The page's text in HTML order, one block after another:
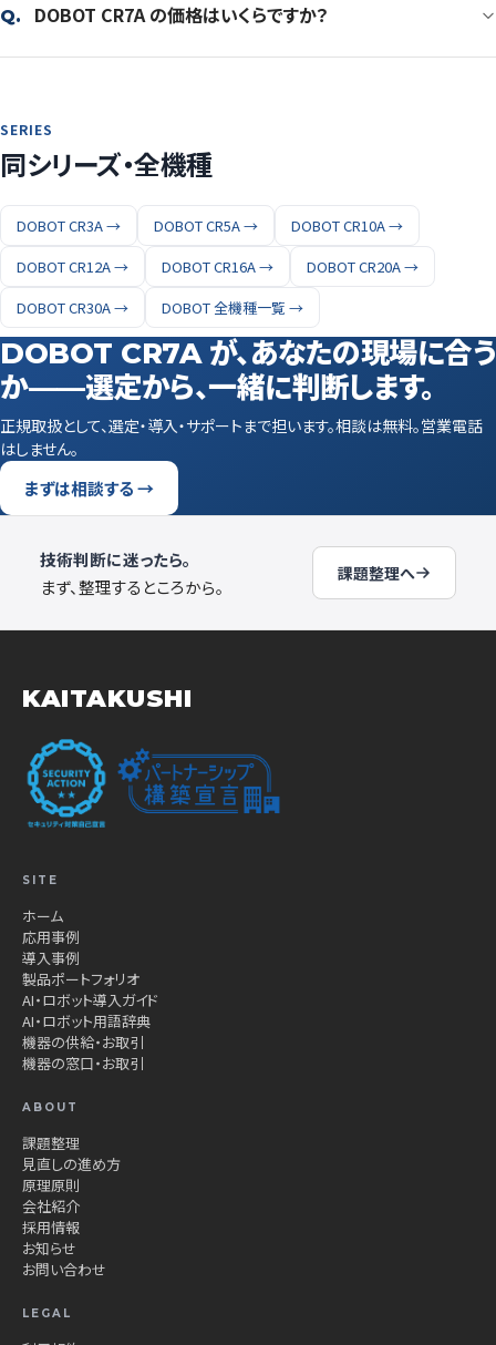
Q. DOBOT CR7A の価格はいくらですか？
SERIES
同シリーズ・全機種
DOBOT CR3A → DOBOT CR5A →
DOBOT CR10A →
DOBOT CR12A →
DOBOT CR16A →
DOBOT CR20A →
DOBOT CR30A →
DOBOT 全機種一覧 →
DOBOT CR7A が、あなたの現場に合う
か——選定から、一緒に判断します。
正規取扱として、選定・導入・サポートまで担います。相談は無料。営業電話
はしません。
まずは相談する →
技術判断に迷ったら。
まず、整理するところから。
課題整理へ
KAITAKUSHI
SITE
ホーム
応用事例
導入事例
製品ポートフォリオ
AI・ロボット導入ガイド
AI・ロボット用語辞典
機器の供給・お取引
機器の窓口・お取引
ABOUT
課題整理
見直しの進め方
原理原則
会社紹介
採用情報
お知らせ
お問い合わせ
LEGAL